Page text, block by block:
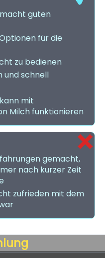
guten
für die
zu bedienen
und schnell
mit
Milch funktionieren
gemacht,
nach kurzer Zeit
zufrieden mit dem